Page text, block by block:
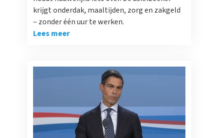
krijgt onderdak, maaltijden, zorg en zakgeld
– zonder één uur te werken.
Lees meer